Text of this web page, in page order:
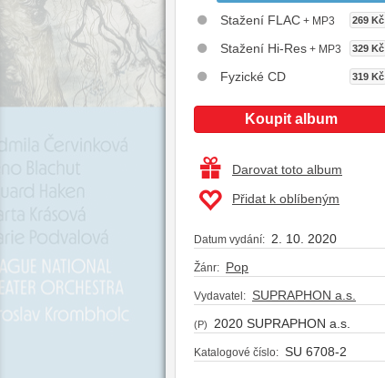
Stažení FLAC + MP3 269 Kč
Stažení Hi-Res + MP3 329 Kč
Fyzické CD 319 Kč
Koupit album
Darovat toto album
Přidat k oblíbeným
Datum vydání: 2. 10. 2020
Žánr: Pop
Vydavatel: SUPRAPHON a.s.
(P) 2020 SUPRAPHON a.s.
Katalogové číslo: SU 6708-2